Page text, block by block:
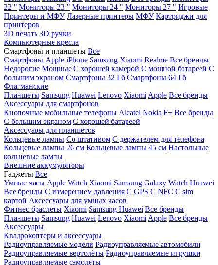
22 " Мониторы 23 " Мониторы 24 " Мониторы 27 " Игровые
Принтеры и МФУ Лазерные принтеры МФУ Картриджи для
принтеров
3D печать 3D ручки
Компьютерные кресла
Смартфоны и планшеты Все
Смартфоны Apple iPhone Samsung Xiaomi Realme Все бренды
Недорогие Мощные С хорошей камерой С мощной батареей С
большим экраном Смартфоны 32 Гб Смартфоны 64 Гб
Флагманские
Планшеты Samsung Huawei Lenovo Xiaomi Apple Все бренды
Аксессуары для смартфонов
Кнопочные мобильные телефоны Alcatel Nokia F+ Все бренды
С большим экраном С хорошей батареей
Аксессуары для планшетов
Кольцевые лампы Со штативом C держателем для телефона
Кольцевые лампы 26 см Кольцевые лампы 45 см Настольные
кольцевые лампы
Внешние аккумуляторы
Гаджеты Все
Умные часы Apple Watch Xiaomi Samsung Galaxy Watch Huawei
Все бренды C измерением давления C GPS C NFC C sim
картой Аксессуары для умных часов
Фитнес браслеты Xiaomi Samsung Huawei Все бренды
Планшеты Samsung Huawei Lenovo Xiaomi Apple Все бренды
Аксессуары
Квадрокоптеры и аксессуары
Радиоуправляемые модели Радиоуправляемые автомобили
Радиоуправляемые вертолёты Радиоуправляемые игрушки
Радиоуправляемые самолёты